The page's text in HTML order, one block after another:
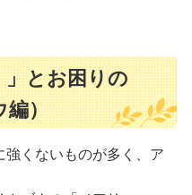
とお困りの
編）
強くないものが多く、ア